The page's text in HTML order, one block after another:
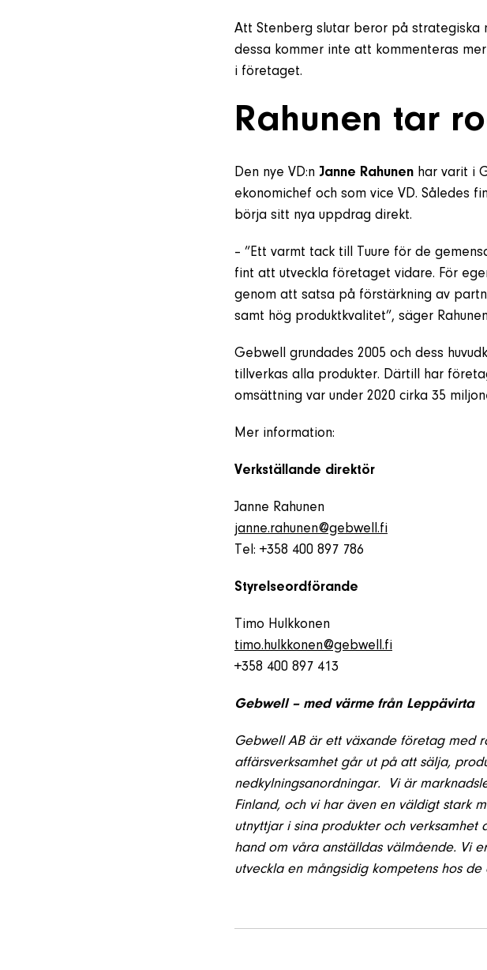
Att Stenberg slutar beror på strategiska
dessa kommer inte att kommenteras
i företaget.
Rahunen tar
Den nye VD:n Janne Rahunen har varit i
ekonomichef och som vice VD. Således
börja sitt nya uppdrag direkt.
– ”Ett varmt tack till Tuure för de
fint att utveckla företaget vidare. För
genom att satsa på förstärkning av
samt hög produktkvalitet”, säger
Gebwell grundades 2005 och dess
tillverkas alla produkter. Därtill har
omsättning var under 2020 cirka 35
Mer information:
Verkställande direktör
Janne Rahunen
janne.rahunen@gebwell.fi
Tel: +358 400 897 786
Styrelseordförande
Timo Hulkkonen
timo.hulkkonen@gebwell.fi
+358 400 897 413
Gebwell – med värme från Leppävirta
Gebwell AB är ett växande företag med
affärsverksamhet går ut på att sälja,
nedkylningsanordningar.
Vi är
Finland, och vi har även en väldigt stark
utnyttjar i sina produkter och verksamhet
hand om våra anställdas välmående. Vi
utveckla en mångsidig kompetens hos de